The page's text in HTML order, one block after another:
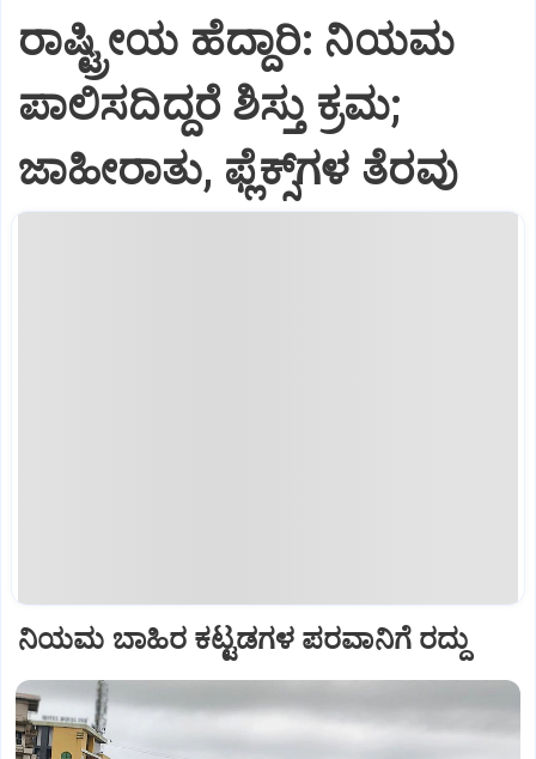
ರಾಷ್ಟ್ರೀಯ ಹೆದ್ದಾರಿ: ನಿಯಮ
ಪಾಲಿಸದಿದ್ದರೆ ಶಿಸ್ತು ಕ್ರಮ;
ಜಾಹೀರಾತು, ಫ್ಲೆಕ್ಸ್‌ಗಳ ತೆರವು
ನಿಯಮ ಬಾಹಿರ ಕಟ್ಟಡಗಳ ಪರವಾನಿಗೆ ರದ್ದು